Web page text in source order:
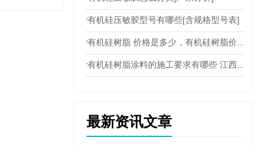
有机硅压敏胶型号有哪些[含规格型号表]
有机硅树脂 价格是多少，有机硅树脂价格表
有机硅树脂涂料的施工要求有哪些 江西新嘉懿为您介绍
最新资讯文章